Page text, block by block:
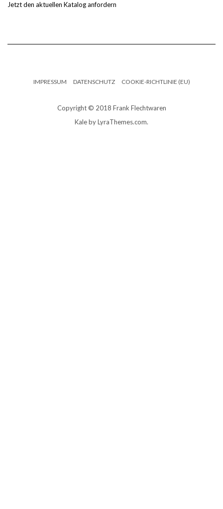
Jetzt den aktuellen Katalog anfordern
IMPRESSUM DATENSCHUTZ COOKIE-RICHTLINIE (EU)
Copyright © 2018 Frank Flechtwaren
Kaleby LyraThemes.com.